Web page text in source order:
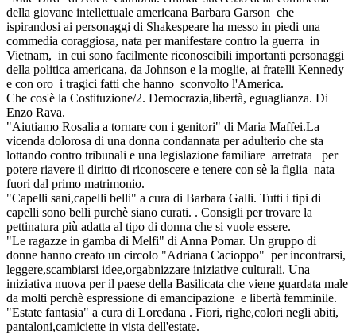
della giovane intellettuale americana Barbara Garson che
ispirandosi ai personaggi di Shakespeare ha messo in piedi una
commedia coraggiosa, nata per manifestare contro la guerra in
Vietnam, in cui sono facilmente riconoscibili importanti personaggi
della politica americana, da Johnson e la moglie, ai fratelli Kennedy
e con oro i tragici fatti che hanno sconvolto l'America.
Che cos'è la Costituzione/2. Democrazia,libertà, eguaglianza. Di
Enzo Rava.
"Aiutiamo Rosalia a tornare con i genitori" di Maria Maffei.La
vicenda dolorosa di una donna condannata per adulterio che sta
lottando contro tribunali e una legislazione familiare arretrata per
potere riavere il diritto di riconoscere e tenere con sè la figlia nata
fuori dal primo matrimonio.
"Capelli sani,capelli belli" a cura di Barbara Galli. Tutti i tipi di
capelli sono belli purchè siano curati. . Consigli per trovare la
pettinatura più adatta al tipo di donna che si vuole essere.
"Le ragazze in gamba di Melfi" di Anna Pomar. Un gruppo di
donne hanno creato un circolo "Adriana Cacioppo" per incontrarsi,
leggere,scambiarsi idee,orgabnizzare iniziative culturali. Una
iniziativa nuova per il paese della Basilicata che viene guardata male
da molti perchè espressione di emancipazione e libertà femminile.
"Estate fantasia" a cura di Loredana . Fiori, righe,colori negli abiti,
pantaloni,camiciette in vista dell'estate.